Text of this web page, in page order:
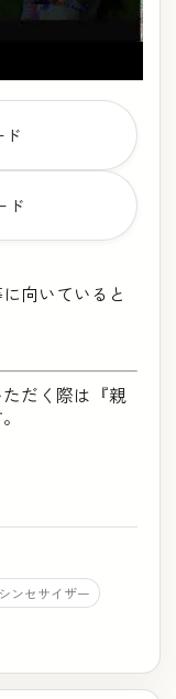
ド
ド
向いていると
だく際は『親
ンセサイザー